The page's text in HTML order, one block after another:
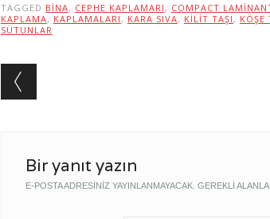
TAGGED BINA, CEPHE KAPLAMARI , COMPACT
KAPLAMA, KAPLAMALARI , KARA SIVA, KILIT TAŞI , KÖŞE
SÜTUNLAR
Post navigation
Bir yanıt yazın
E-POSTA ADRESINIZ YAYINLANMAYACAK. GEREKLI